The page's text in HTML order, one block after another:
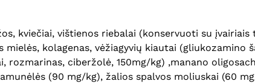
kviečiai, vištienos riebalai (konservuoti su
mielės, kolagenas, vėžiagyvių kiautai
rozmarinas, ciberžolė, 150mg/kg) ,manano
(90 mg/kg), žalios spalvos moliuskai (60